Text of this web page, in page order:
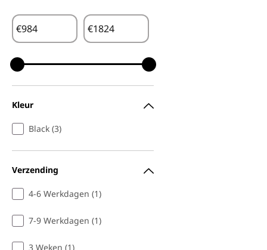
€ €
Kleur
Black (3)
Verzending
4-6 Werkdagen (1)
7-9 Werkdagen (1)
3 Weken (1)